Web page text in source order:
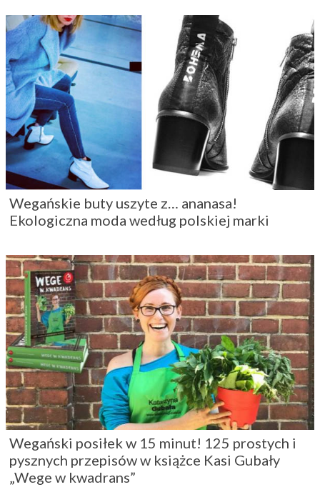
Wegańskie buty uszyte z… ananasa!
Ekologiczna moda według polskiej marki
Wegański posiłek w 15 minut! 125 prostych i
pysznych przepisów w książce Kasi Gubały
„Wege w kwadrans”